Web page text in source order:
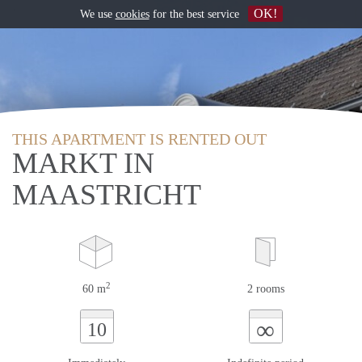
THIS APARTMENT IS RENTED OUT
MARKT IN
MAASTRICHT
60 m2 2 rooms
10 ∞
We use cookiesfor the best service OK!